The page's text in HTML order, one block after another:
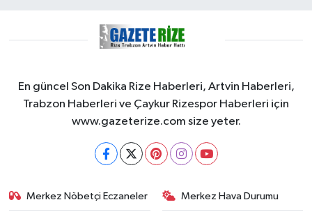
En güncel Son Dakika Rize Haberleri, Artvin Haberleri,
Trabzon Haberleri ve Çaykur Rizespor Haberleri için
www.gazeterize.com size yeter.
Merkez Nöbetçi Eczaneler Merkez Hava Durumu